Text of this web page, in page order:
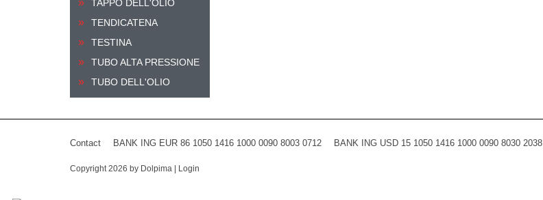
TAPPO DELL'OLIO
TENDICATENA
TESTINA
TUBO ALTA PRESSIONE
TUBO DELL'OLIO
Contact BANK ING EUR 86 1050 1416 1000 0090 8003 0712 BANK ING USD 15 1050 1416 1000 0090 8030 2038
Copyright 2026 by Dolpima Login